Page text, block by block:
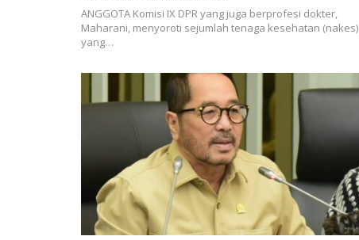
ANGGOTA Komisi IX DPR yang juga berprofesi dokter,
Maharani, menyoroti sejumlah tenaga kesehatan (nakes)
yang…